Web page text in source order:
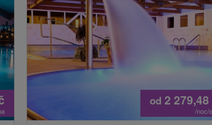
od 2 279,48
/noc/